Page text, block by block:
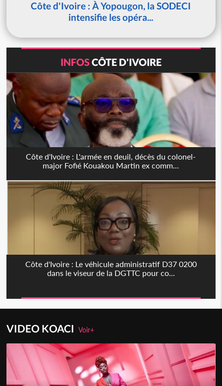
Côte d'Ivoire : À Yopougon, la SODECI
intensifie les opéra...
INFOSCÔTE D'IVOIRE
Côte d'Ivoire : L'armée en deuil, décès du colonel-
major Fofié Kouakou Martin ex comm...
Côte d'Ivoire : Le véhicule administratif D37 0200
dans le viseur de la DGTTC pour co...
VIDEO KOACIVoir+